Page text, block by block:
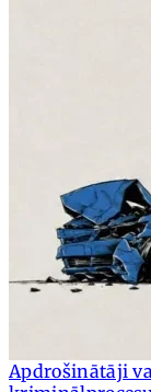
Apdrošinātāji